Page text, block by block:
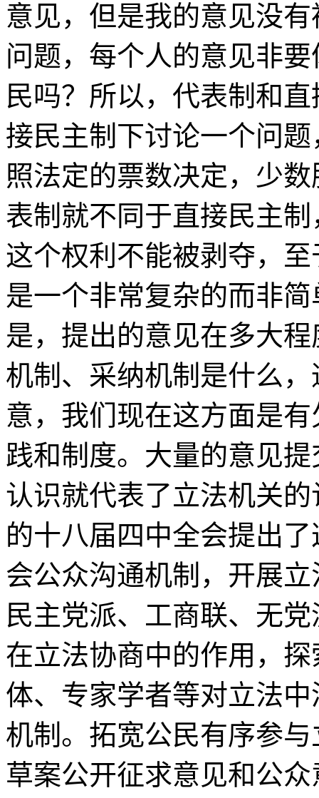
意见，但是我的意见没
问题，每个人的意见非
民吗？所以，代表制和
接民主制下讨论一个问
照法定的票数决定，少
表制就不同于直接民主
这个权利不能被剥夺，
是一个非常复杂的而非
是，提出的意见在多大
机制、采纳机制是什么
意，我们现在这方面是
践和制度。大量的意见
认识就代表了立法机关
的十八届四中全会提出
会公众沟通机制，开展
民主党派、工商联、无
在立法协商中的作用，
体、专家学者等对立法
机制。拓宽公民有序参
草案公开征求意见和公